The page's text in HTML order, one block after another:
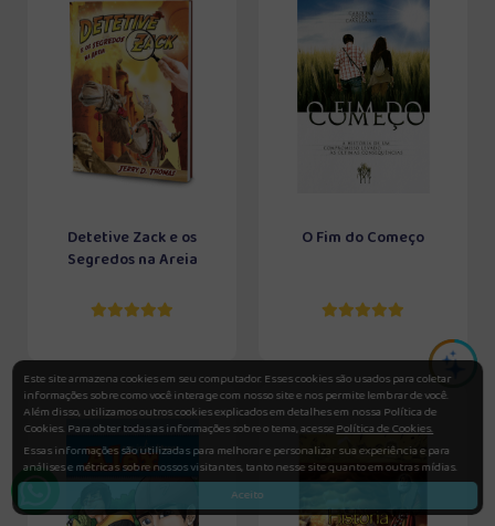
Detetive Zack e os
Segredos na Areia
O Fim do Começo
Este site armazena cookies em seu computador. Esses cookies são usados para coletar
informações sobre como você interage com nosso site e nos permite lembrar de você.
Além disso, utilizamos outros cookies explicados em detalhes em nossa Política de
Cookies. Para obter todas as informações sobre o tema, acessePolítica de Cookies.
Essas informações são utilizadas para melhorar e personalizar sua experiência e para
análises e métricas sobre nossos visitantes, tanto nesse site quanto em outras mídias.
Aceito